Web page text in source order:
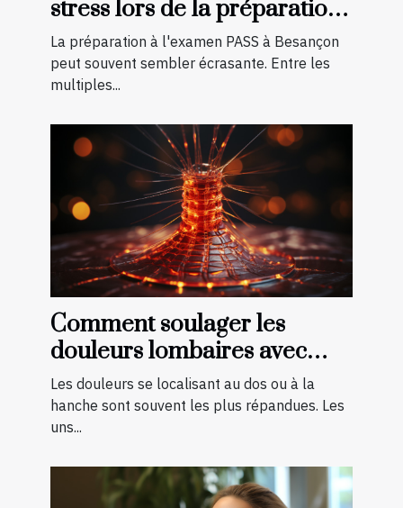
stress lors de la préparation
à l'examen PASS à Besançon
La préparation à l'examen PASS à Besançon
peut souvent sembler écrasante. Entre les
multiples...
Comment soulager les
douleurs lombaires avec
quelques exercices ?
Les douleurs se localisant au dos ou à la
hanche sont souvent les plus répandues. Les
uns...